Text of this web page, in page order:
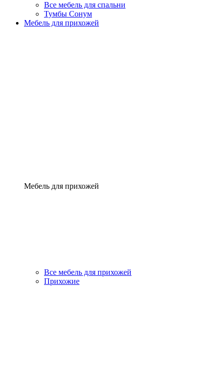
Все мебель для спальни
Тумбы Сонум
Мебель для прихожей
Мебель для прихожей
Все мебель для прихожей
Прихожие